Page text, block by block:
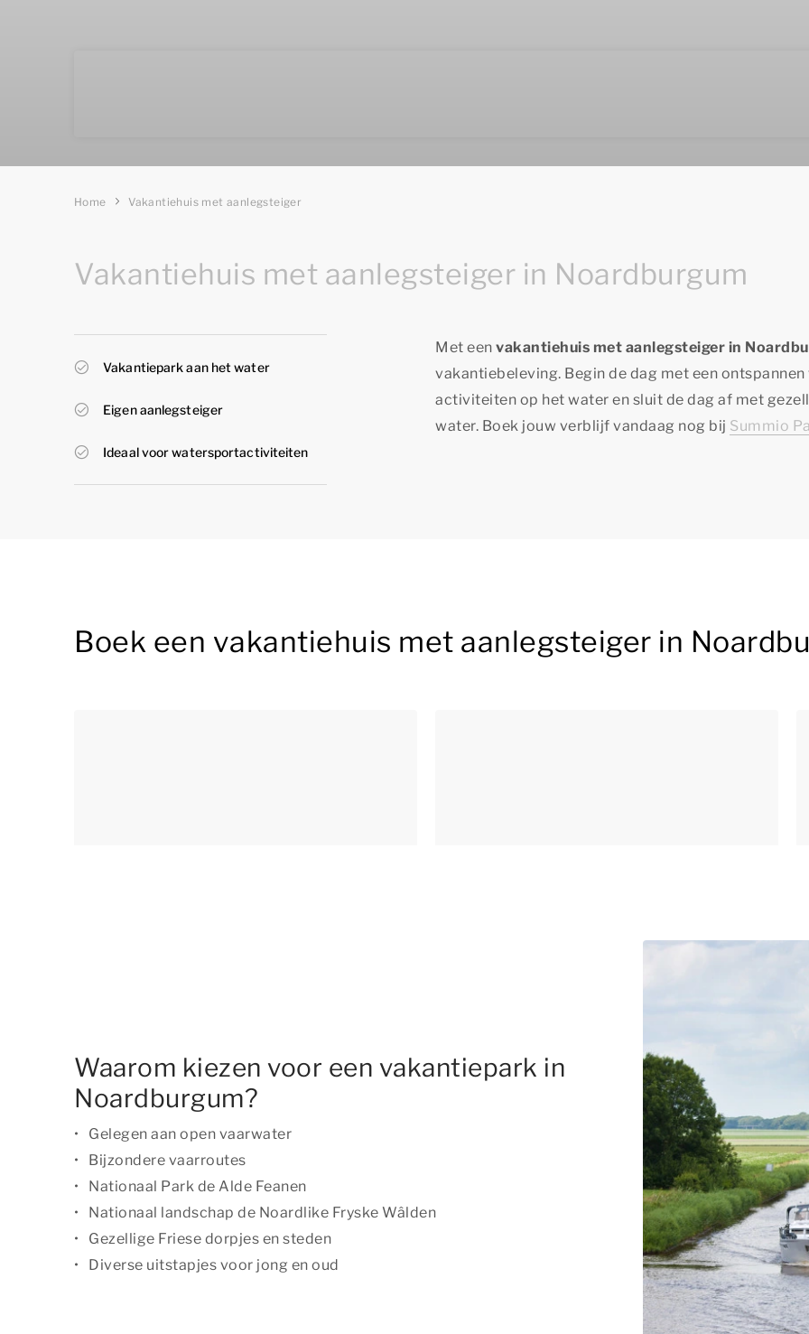
Home Vakantiehuis met aanlegsteiger
Vakantiehuis met aanlegsteiger in Noardburgum
Vakantiepark aan het water
Eigen aanlegsteiger
Ideaal voor watersportactiviteiten
Met een vakantiehuis met aanlegsteiger in
vakantiebeleving. Begin de dag met een
activiteiten op het water en sluit de dag af met
water. Boek jouw verblijf vandaag nog bij Summio
Boek een vakantiehuis met aanlegsteiger in
Waarom kiezen voor een vakantiepark in
Noardburgum?
Gelegen aan open vaarwater
Bijzondere vaarroutes
Nationaal Park de Alde Feanen
Nationaal landschap de Noardlike Fryske Wâlden
Gezellige Friese dorpjes en steden
Diverse uitstapjes voor jong en oud